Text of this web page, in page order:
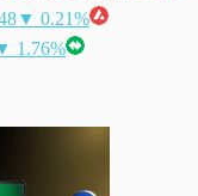
▼ 0.21%
1.76%